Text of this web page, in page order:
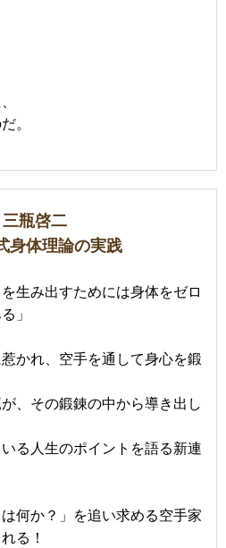
。
瓶啓二
身体理論の実践
生み出すためには身体をゼロ
」
かれ、空手を通して身心を鍛
、その鍛錬の中から導き出し
る人生のポイントを語る新連
何か？」を追い求める空手家
る！